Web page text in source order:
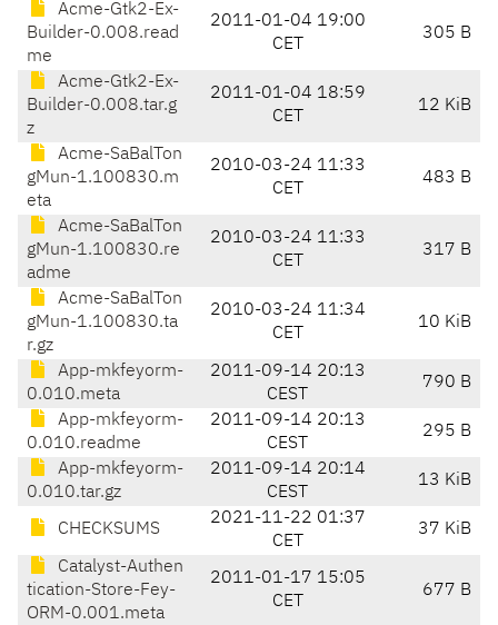
Acme-Gtk2-Ex-
Builder-0.008.read
me
2011-01-04 19:00
CET
305 B
Acme-Gtk2-Ex-
Builder-0.008.tar.g
z
2011-01-04 18:59
CET
12 KiB
Acme-SaBalTon
gMun-1.100830.m
eta
2010-03-24 11:33
CET
483 B
Acme-SaBalTon
gMun-1.100830.re
adme
2010-03-24 11:33
CET
317 B
Acme-SaBalTon
gMun-1.100830.ta
r.gz
2010-03-24 11:34
CET
10 KiB
App-mkfeyorm-
0.010.meta
2011-09-14 20:13
CEST
790 B
App-mkfeyorm-
0.010.readme
2011-09-14 20:13
CEST
295 B
App-mkfeyorm-
0.010.tar.gz
2011-09-14 20:14
CEST
13 KiB
CHECKSUMS
2021-11-22 01:37
CET
37 KiB
Catalyst-Authen
tication-Store-Fey-
ORM-0.001.meta
2011-01-17 15:05
CET
677 B